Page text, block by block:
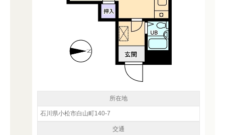
所在地
石川県小松市白山町140-7
交通